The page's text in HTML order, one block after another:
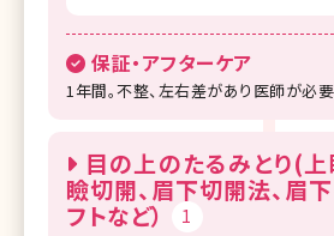
湘南美容クリニック 大阪堺
湘南美容クリニック 福岡院
湘南美容クリニック 久留米院
保証・アフターケア
1年間。不整、左右差があり医師が必
目の上のたるみとり(上
瞼切開、眉下切開法、眉下
フトなど）
1